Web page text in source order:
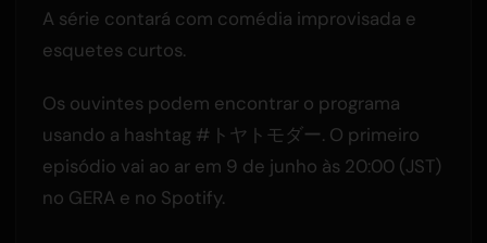
A série contará com comédia improvisada e
esquetes curtos.
Os ouvintes podem encontrar o programa
usando a hashtag #トヤトモダー. O primeiro
episódio vai ao ar em 9 de junho às 20:00 (JST)
no GERA e no Spotify.